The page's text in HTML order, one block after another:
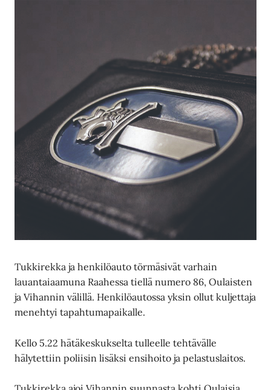
Tukkirekka ja henkilöauto törmäsivät varhain
lauantaiaamuna Raahessa tiellä numero 86, Oulaisten
ja Vihannin välillä. Henkilöautossa yksin ollut kuljettaja
menehtyi tapahtumapaikalle.
Kello 5.22 hätäkeskukselta tulleelle tehtävälle
hälytettiin poliisin lisäksi ensihoito ja pelastuslaitos.